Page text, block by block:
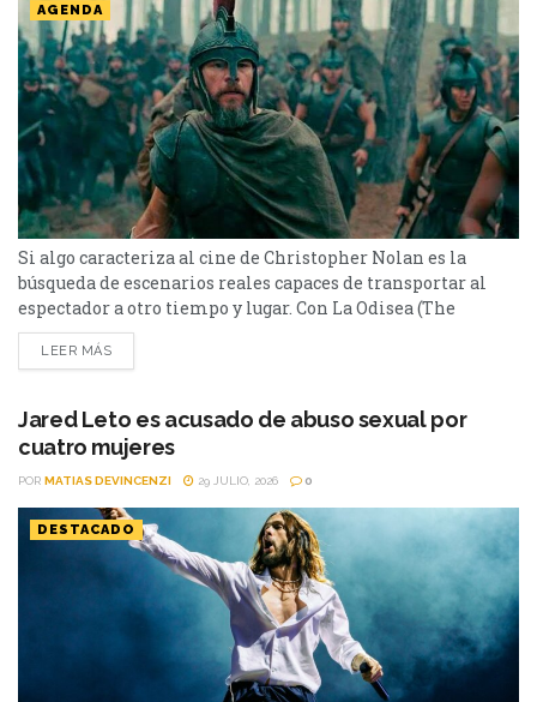
AGENDA
Si algo caracteriza al cine de Christopher Nolan es la
búsqueda de escenarios reales capaces de transportar al
espectador a otro tiempo y lugar. Con La Odisea (The
Odyssey), el director volvió a apostar por paisajes
imponentes para recrear el viaje de Odiseo. El rodaje se
atención a lugares que...
LEER MÁS
Jared Leto es acusado de abuso sexual por
cuatro mujeres
POR MATIAS DEVINCENZI 29 JULIO, 2026 0
DESTACADO